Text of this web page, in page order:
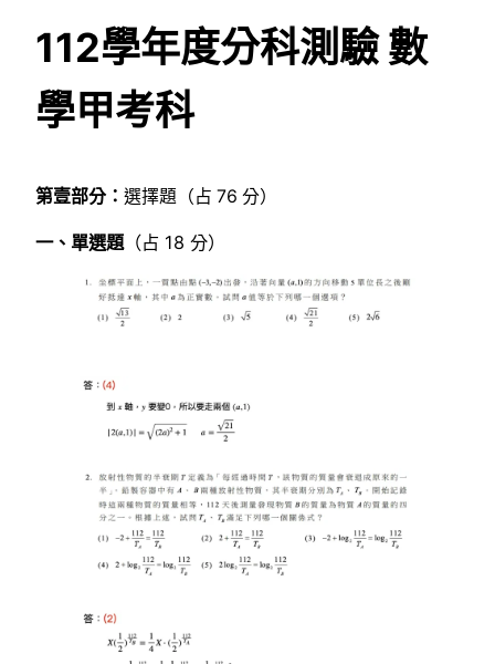
112學年度分科測驗 數
學甲考科
第壹部分： 選擇題（占 76 分）
一、單選題（占 18 分）